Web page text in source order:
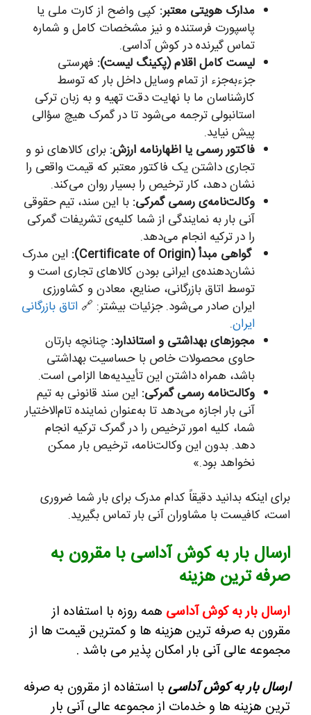
مدارک هویتی معتبر: کپی واضح از کارت ملی یا
پاسپورت فرستنده و نیز مشخصات کامل و شماره
تماس گیرنده در کوش آداسی.
لیست کامل اقلام (پکینگ لیست): فهرستی
جزء‌به‌جزء از تمام وسایل داخل بار که توسط
کارشناسان ما با نهایت دقت تهیه و به زبان ترکی
استانبولی ترجمه می‌شود تا در گمرک هیچ سؤالی
پیش نیاید.
فاکتور رسمی یا اظهارنامه ارزش: برای کالاهای نو و
تجاری داشتن یک فاکتور معتبر که قیمت واقعی را
نشان دهد، کار ترخیص را بسیار روان می‌کند.
وکالت‌نامه‌ی رسمی گمرکی: با این سند، تیم حقوقی
آنی بار به نمایندگی از شما کلیه‌ی تشریفات گمرکی
را در ترکیه انجام می‌دهد.
گواهی مبدأ (Certificate of Origin):
این مدرک
نشان‌دهنده‌ی ایرانی بودن کالاهای تجاری است و
توسط اتاق بازرگانی، صنایع، معادن و کشاورزی
ایران صادر می‌شود. جزئیات بیشتر: 🔗 اتاق بازرگانی
ایران.
مجوزهای بهداشتی و استاندارد: چنانچه بارتان
حاوی محصولات خاص با حساسیت بهداشتی
باشد، همراه داشتن این تأییدیه‌ها الزامی است.
وکالت‌نامه رسمی گمرکی: این سند قانونی به تیم
آنی بار اجازه می‌دهد تا به‌عنوان نماینده تام‌الاختیار
شما، کلیه امور ترخیص را در گمرک ترکیه انجام
دهد. بدون این وکالت‌نامه، ترخیص بار ممکن
نخواهد بود.»
برای اینکه بدانید دقیقاً کدام مدرک برای بار شما ضروری
است، کافیست با مشاوران آنی بار تماس بگیرید.
ارسال بار به کوش آداسی با مقرون به
صرفه ترین هزینه
ارسال بار به کوش آداسی همه روزه با استفاده از
مقرون به صرفه ترین هزینه ها و کمترین قیمت ها از
مجموعه عالی آنی بار امکان پذیر می باشد .
ارسال بار به کوش آداسی با استفاده از مقرون به صرفه
ترین هزینه ها و خدمات از مجموعه عالی آنی بار